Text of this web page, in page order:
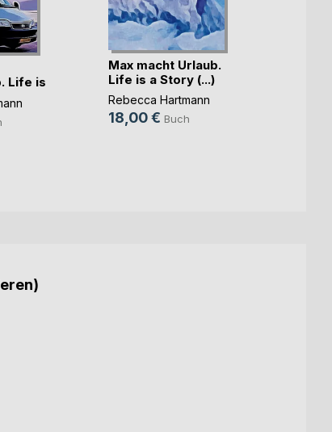
Life is
Max macht Urlaub.
Life is a Story (...)
Rebecca Hartmann
18,00 € Buch